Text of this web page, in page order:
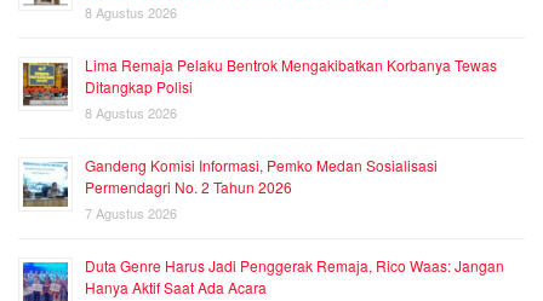
8 Agustus 2026
Lima Remaja Pelaku Bentrok Mengakibatkan Korbanya Tewas
Ditangkap Polisi
8 Agustus 2026
Gandeng Komisi Informasi, Pemko Medan Sosialisasi
Permendagri No. 2 Tahun 2026
7 Agustus 2026
Duta Genre Harus Jadi Penggerak Remaja, Rico Waas: Jangan
Hanya Aktif Saat Ada Acara